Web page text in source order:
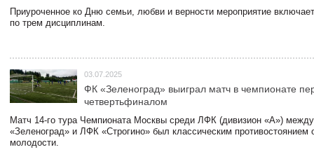
Приуроченное ко Дню семьи, любви и верности мероприятие
по трем дисциплинам.
03.07.2025
ФК «Зеленоград» выиграл матч в чемпионате
четвертьфиналом
Матч 14-го тура Чемпионата Москвы среди ЛФК (дивизион «А»)
«Зеленоград» и ЛФК «Строгино» был классическим противостоянием
молодости.